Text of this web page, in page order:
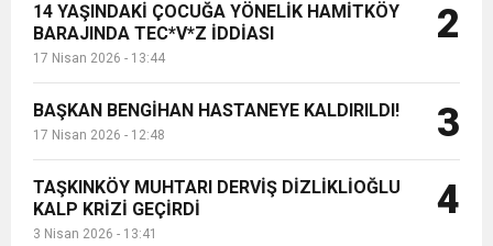
14 YAŞINDAKİ ÇOCUĞA YÖNELİK HAMİTKÖY
BARAJINDA TEC*V*Z İDDİASI
17 Nisan 2026 - 13:44
2
BAŞKAN BENGİHAN HASTANEYE KALDIRILDI!
17 Nisan 2026 - 12:48 3
TAŞKINKÖY MUHTARI DERVİŞ DİZLİKLİOĞLU
KALP KRİZİ GEÇİRDİ
3 Nisan 2026 - 13:41
4